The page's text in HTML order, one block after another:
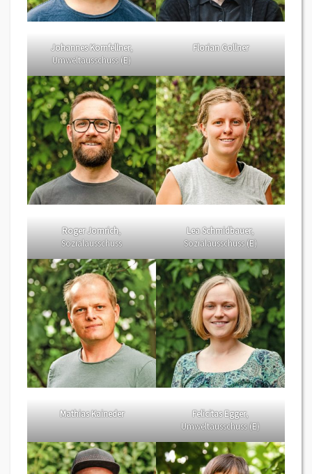
Johannes Kornfellner,
Umweltausschuss (E)
Florian Gollner
Roger Jomrich,
Sozialausschuss
Lea Schmidbauer,
Sozialausschuss (E)
Mathias Kaineder Felicitas Egger,
Umweltausschuss (E)